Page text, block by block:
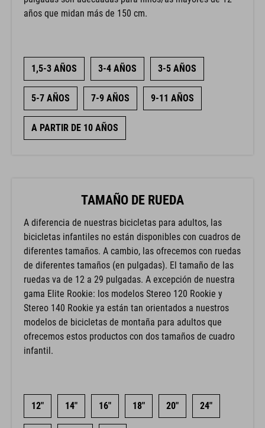
años que midan más de 150 cm.
1,5-3 AÑOS 3-4 AÑOS 3-5 AÑOS
5-7 AÑOS 7-9 AÑOS 9-11 AÑOS
A PARTIR DE 10 AÑOS
TAMAÑO DE RUEDA
bicicletas infantiles no están disponibles con cuadros de
diferentes tamaños. A cambio, las ofrecemos con ruedas
de diferentes tamaños (en pulgadas). El tamaño de las
ruedas va de 12 a 29 pulgadas. A excepción de nuestra
gama Elite Rookie: los modelos Stereo 120 Rookie y
Stereo 140 Rookie ya están tan orientados a nuestros
modelos de bicicletas de montaña para adultos que
ofrecemos estos productos con dos tamaños de cuadro